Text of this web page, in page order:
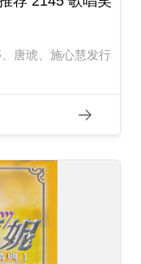
唐琥、施心慧发行